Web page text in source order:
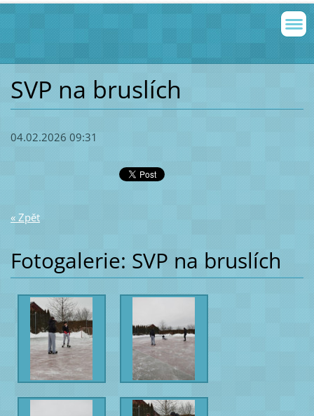
SVP na bruslích
04.02.2026 09:31
« Zpět
Fotogalerie: SVP na bruslích